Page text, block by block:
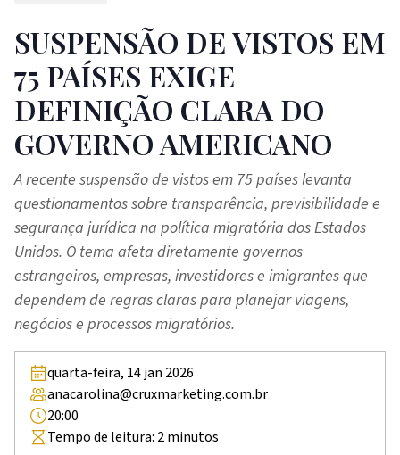
SUSPENSÃO DE VISTOS EM
75 PAÍSES EXIGE
DEFINIÇÃO CLARA DO
GOVERNO AMERICANO
A recente suspensão de vistos em 75 países levanta
questionamentos sobre transparência, previsibilidade e
segurança jurídica na política migratória dos Estados
Unidos. O tema afeta diretamente governos
estrangeiros, empresas, investidores e imigrantes que
dependem de regras claras para planejar viagens,
negócios e processos migratórios.
quarta-feira, 14 jan 2026
anacarolina@cruxmarketing.com.br
20:00
Tempo de leitura: 2minutos